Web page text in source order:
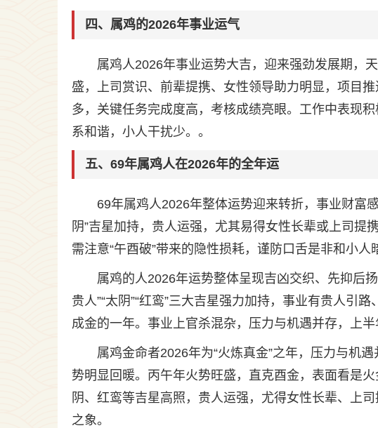
四、属鸡的2026年事业运气
属鸡人2026年事业运势大吉，迎来强劲发展期，
盛，上司赏识、前辈提携、女性领导助力明显，项目
多，关键任务完成度高，考核成绩亮眼。工作中表现
系和谐，小人干扰少。。
五、69年属鸡人在2026年的全年运
69年属鸡人2026年整体运势迎来转折，事业财富
阴”吉星加持，贵人运强，尤其易得女性长辈或上司
需注意“午酉破”带来的隐性损耗，谨防口舌是非和小
属鸡的人2026年运势整体呈现吉凶交织、先抑后
贵人”“太阴”“红鸾”三大吉星强力加持，事业有贵人引
成金的一年。事业上官杀混杂，压力与机遇并存，上
属鸡金命者2026年为“火炼真金”之年，压力与机
势明显回暖。丙午年火势旺盛，直克酉金，表面看是
阴、红鸾等吉星高照，贵人运强，尤得女性长辈、上
之象。